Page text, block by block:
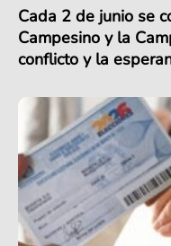
Cada 2 de junio se
Campesino y la
conflicto y la